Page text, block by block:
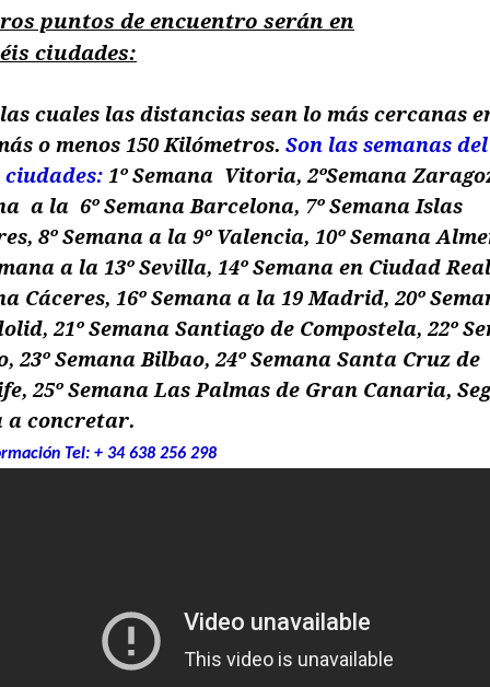
puntos de encuentro serán en
ciudades:
cuales las distancias sean lo más cercanas
o menos 150 Kilómetros. Son las semanas
ciudades: 1º Semana Vitoria, 2ºSemana
a la 6º Semana Barcelona, 7º Semana Islas
8º Semana a la 9º Valencia, 10º Semana
a la 13º Sevilla, 14º Semana en Ciudad
Cáceres, 16º Semana a la 19 Madrid, 20º
21º Semana Santiago de Compostela, 22º
23º Semana Bilbao, 24º Semana Santa Cruz de
25º Semana Las Palmas de Gran Canaria,
a concretar.
Tel: + 34 638 256 298